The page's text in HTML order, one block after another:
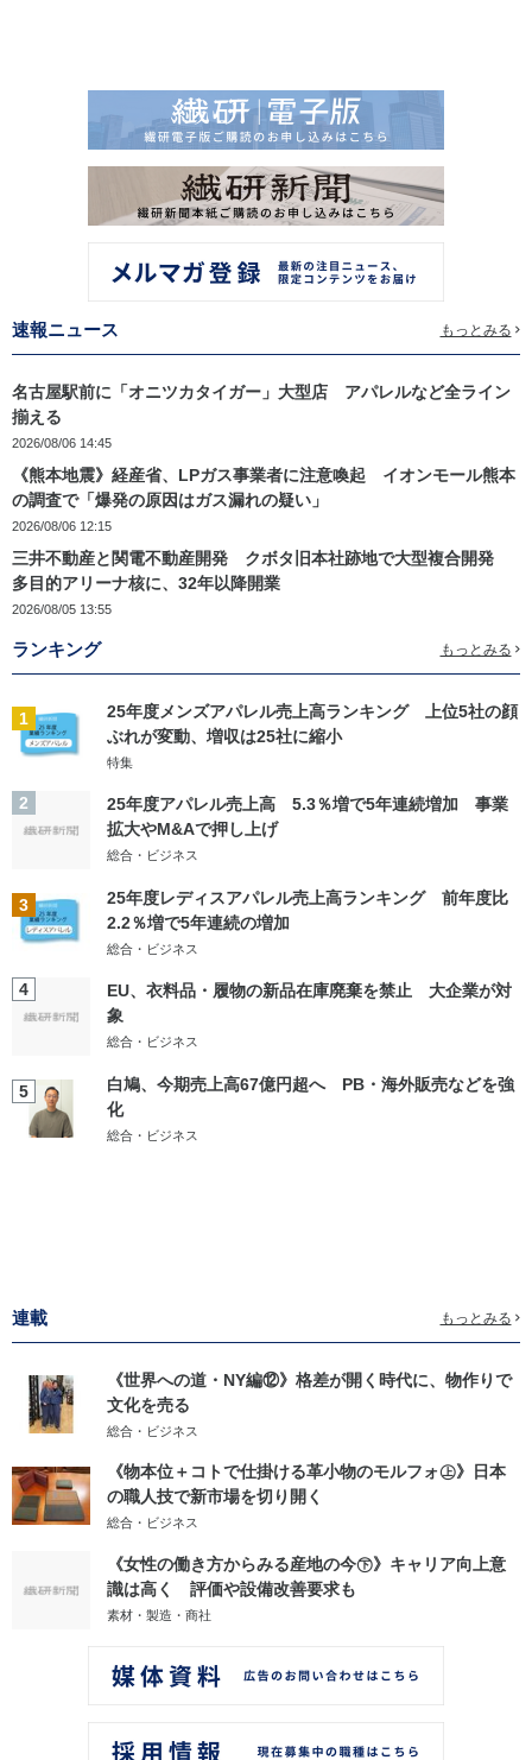
速報ニュース もっとみる
名古屋駅前に「オニツカタイガー」大型店 アパレルなど全ライン
揃える
2026/08/06 14:45
《熊本地震》経産省、LPガス事業者に注意喚起 イオンモール熊本
の調査で「爆発の原因はガス漏れの疑い」
2026/08/06 12:15
三井不動産と関電不動産開発 クボタ旧本社跡地で大型複合開発
多目的アリーナ核に、32年以降開業
2026/08/05 13:55
ランキング もっとみる
1
25年度メンズアパレル売上高ランキング 上位5社の顔
ぶれが変動、増収は25社に縮小
特集
2
25年度アパレル売上高 5.3％増で5年連続増加 事業
拡大やM&Aで押し上げ
総合・ビジネス
3
25年度レディスアパレル売上高ランキング 前年度比
2.2％増で5年連続の増加
総合・ビジネス
4
EU、衣料品・履物の新品在庫廃棄を禁止 大企業が対
象
総合・ビジネス
5
白鳩、今期売上高67億円超へ PB・海外販売などを強
化
総合・ビジネス
連載 もっとみる
《世界への道・NY編⑫》格差が開く時代に、物作りで
文化を売る
総合・ビジネス
《物本位＋コトで仕掛ける革小物のモルフォ㊤》日本
の職人技で新市場を切り開く
総合・ビジネス
《女性の働き方からみる産地の今㊦》キャリア向上意
識は高く 評価や設備改善要求も
素材・製造・商社